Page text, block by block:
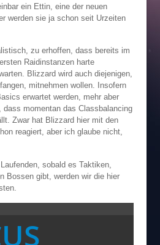
ein Ettin, eine der neuen
werden sie ja schon seit Urzeiten
zu erhoffen, dass bereits im
Raidinstanzen harte
Blizzard wird auch diejenigen,
mitnehmen wollen. Insofern
erwartet werden, mehr aber
momentan das Classbalancing
Zwar hat Blizzard hier mit den
reagiert, aber ich glaube nicht,
sobald es Taktiken,
Bossen gibt, werden wir die hier